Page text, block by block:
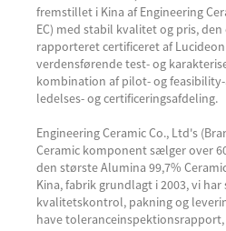
fremstillet i Kina af Engineering
EC) med stabil kvalitet og pris,
rapporteret certificeret af
verdensførende test- og
kombination af pilot- og
ledelses- og certificeringsafdeling.
Engineering Ceramic Co., Ltd's
Ceramic komponent sælger over
den største Alumina 99,7%
Kina, fabrik grundlagt i 2003, vi
kvalitetskontrol, pakning og
have